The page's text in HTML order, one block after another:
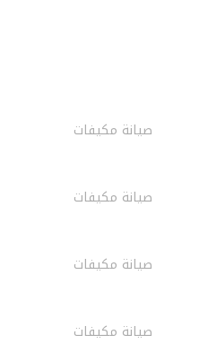
صيانة مكيفات
صيانة مكيفات
صيانة مكيفات
صيانة مكيفات